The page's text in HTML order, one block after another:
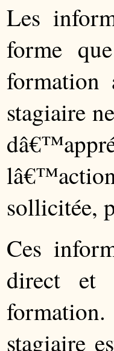
Les
forme
stagiaire
sollicitée,
Ces
direct et
stagiaire